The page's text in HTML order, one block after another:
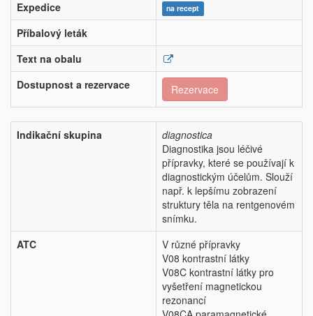
Expedice
na recept
Příbalový leták
Text na obalu
Dostupnost a rezervace
Rezervace
Indikační skupina
diagnostica
Diagnostika jsou léčivé
přípravky, které se používají k
diagnostickým účelům. Slouží
např. k lepšímu zobrazení
struktury těla na rentgenovém
snímku.
ATC
V různé přípravky
V08 kontrastní látky
V08C kontrastní látky pro
vyšetření magnetickou
rezonancí